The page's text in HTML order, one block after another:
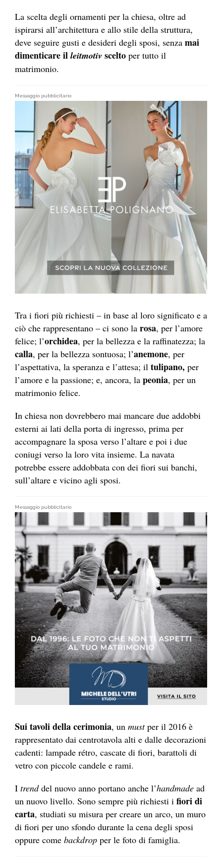
La scelta degli ornamenti per la chiesa, oltre ad
ispirarsi all’architettura e allo stile della struttura,
deve seguire gusti e desideri degli sposi, senza mai
dimenticare il leitmotiv scelto per tutto il
matrimonio.
Messaggio pubblicitario
Tra i fiori più richiesti – in base al loro significato e a
ciò che rappresentano – ci sono la rosa, per l’amore
felice; l’orchidea, per la bellezza e la raffinatezza; la
calla, per la bellezza sontuosa; l’anemone, per
l’aspettativa, la speranza e l’attesa; il tulipano, per
l’amore e la passione; e, ancora, la peonia, per un
matrimonio felice.
In chiesa non dovrebbero mai mancare due addobbi
esterni ai lati della porta di ingresso, prima per
accompagnare la sposa verso l’altare e poi i due
coniugi verso la loro vita insieme. La navata
potrebbe essere addobbata con dei fiori sui banchi,
sull’altare e vicino agli sposi.
Messaggio pubblicitario
Sui tavoli della cerimonia, un mustper il 2016 è
rappresentato dai centrotavola alti e dalle decorazioni
cadenti: lampade rétro, cascate di fiori, barattoli di
vetro con piccole candele e rami.
I trenddel nuovo anno portano anche l’handmade ad
un nuovo livello. Sono sempre più richiesti i fiori di
carta, studiati su misura per creare un arco, un muro
di fiori per uno sfondo durante la cena degli sposi
oppure come backdrop per le foto di famiglia.